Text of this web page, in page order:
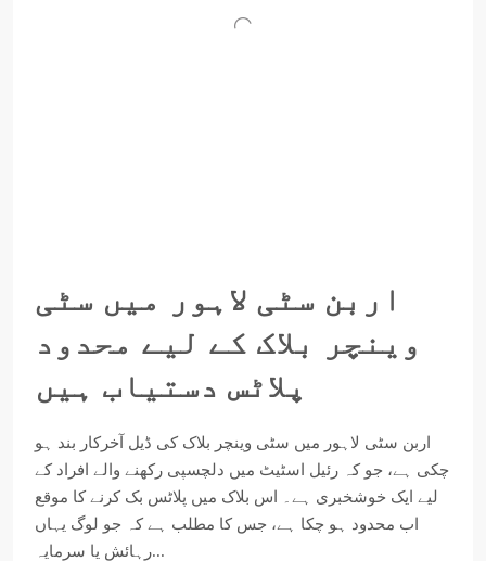
اربن سٹی لاہور میں سٹی
وینچر بلاک کے لیے محدود
پلاٹس دستیاب ہیں
اربن سٹی لاہور میں سٹی وینچر بلاک کی ڈیل آخرکار بند ہو
چکی ہے، جو کہ رئیل اسٹیٹ میں دلچسپی رکھنے والے افراد کے
لیے ایک خوشخبری ہے۔ اس بلاک میں پلاٹس بک کرنے کا موقع
اب محدود ہو چکا ہے، جس کا مطلب ہے کہ جو لوگ یہاں
رہائش یا سرمایہ...